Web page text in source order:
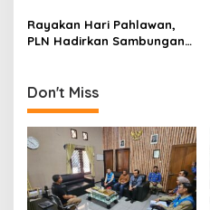
Kejurprov Voli U-19 di
Banyuwangi
Rayakan Hari Pahlawan,
PLN Hadirkan Sambungan
Banten
Don't Miss